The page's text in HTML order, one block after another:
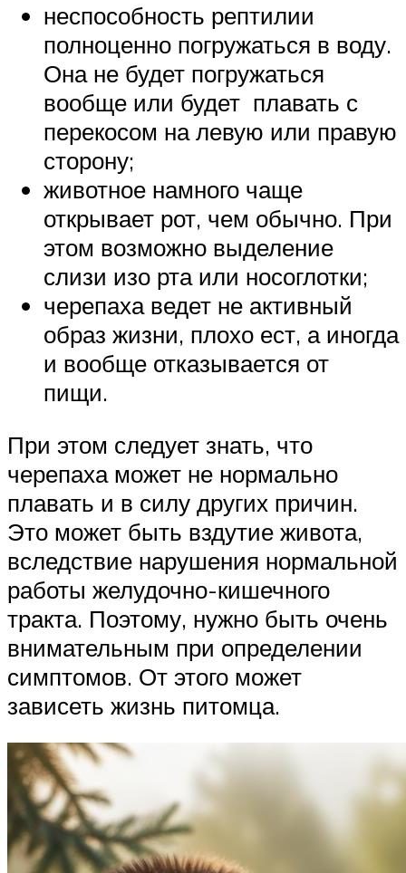
неспособность рептилии
полноценно погружаться в воду.
Она не будет погружаться
вообще или будет плавать с
перекосом на левую или правую
сторону;
животное намного чаще
открывает рот, чем обычно. При
этом возможно выделение
слизи изо рта или носоглотки;
черепаха ведет не активный
образ жизни, плохо ест, а иногда
и вообще отказывается от
пищи.
При этом следует знать, что
черепаха может не нормально
плавать и в силу других причин.
Это может быть вздутие живота,
вследствие нарушения нормальной
работы желудочно-кишечного
тракта. Поэтому, нужно быть очень
внимательным при определении
симптомов. От этого может
зависеть жизнь питомца.